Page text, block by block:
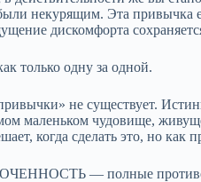
некурящим. Эта привычка
дискомфорта
только одну за одной.
не существует.
маленьком чудовище,
когда сделать это, но
— полные